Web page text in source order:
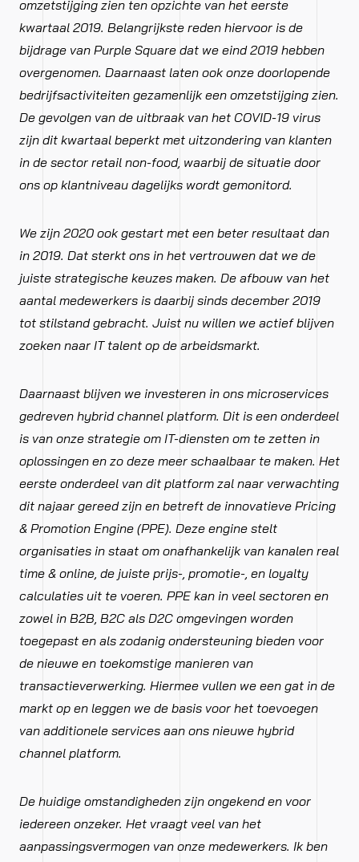
omzetstijging zien ten opzichte van het eerste
kwartaal 2019. Belangrijkste reden hiervoor is de
bijdrage van Purple Square dat we eind 2019 hebben
overgenomen. Daarnaast laten ook onze doorlopende
bedrijfsactiviteiten gezamenlijk een omzetstijging zien.
De gevolgen van de uitbraak van het COVID-19 virus
zijn dit kwartaal beperkt met uitzondering van klanten
in de sector retail non-food, waarbij de situatie door
ons op klantniveau dagelijks wordt gemonitord.
We zijn 2020 ook gestart met een beter resultaat dan
in 2019. Dat sterkt ons in het vertrouwen dat we de
juiste strategische keuzes maken. De afbouw van het
aantal medewerkers is daarbij sinds december 2019
tot stilstand gebracht. Juist nu willen we actief blijven
zoeken naar IT talent op de arbeidsmarkt.
Daarnaast blijven we investeren in ons microservices
gedreven hybrid channel platform. Dit is een onderdeel
is van onze strategie om IT-diensten om te zetten in
oplossingen en zo deze meer schaalbaar te maken. Het
eerste onderdeel van dit platform zal naar verwachting
dit najaar gereed zijn en betreft de innovatieve Pricing
& Promotion Engine (PPE). Deze engine stelt
organisaties in staat om onafhankelijk van kanalen real
time & online, de juiste prijs-, promotie-, en loyalty
calculaties uit te voeren. PPE kan in veel sectoren en
zowel in B2B, B2C als D2C omgevingen worden
toegepast en als zodanig ondersteuning bieden voor
de nieuwe en toekomstige manieren van
transactieverwerking. Hiermee vullen we een gat in de
markt op en leggen we de basis voor het toevoegen
van additionele services aan ons nieuwe hybrid
channel platform.
De huidige omstandigheden zijn ongekend en voor
iedereen onzeker. Het vraagt veel van het
aanpassingsvermogen van onze medewerkers. Ik ben